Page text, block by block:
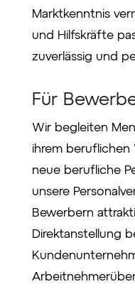
Marktkenntnis
und Hilfskräfte
zuverlässig und
Für
Wir begleiten
ihrem
neue berufliche
unsere
Bewerbern
Direktanstellung